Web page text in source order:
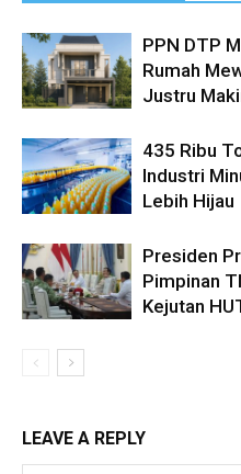
PPN DTP
Rumah
Justru
435 Ribu
Industri
Lebih Hijau
Presiden
Pimpinan
Kejutan
LEAVE A REPLY